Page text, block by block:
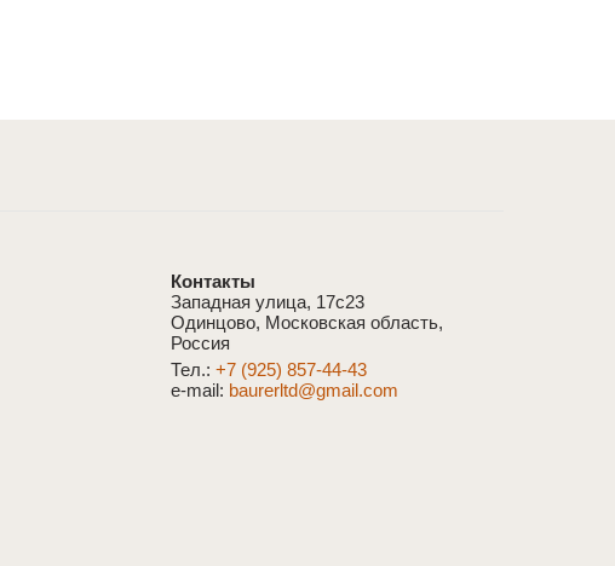
Контакты
Западная улица, 17с23
Одинцово, Московская область,
Россия
Тел.: +7 (925) 857-44-43
e-mail: baurerltd@gmail.com